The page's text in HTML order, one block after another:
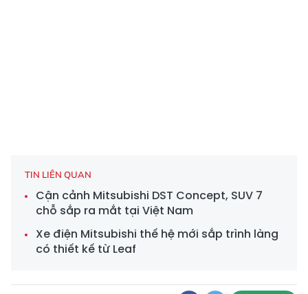
TIN LIÊN QUAN
Cận cảnh Mitsubishi DST Concept, SUV 7
chỗ sắp ra mắt tại Việt Nam
Xe điện Mitsubishi thế hệ mới sắp trình làng
có thiết kế từ Leaf